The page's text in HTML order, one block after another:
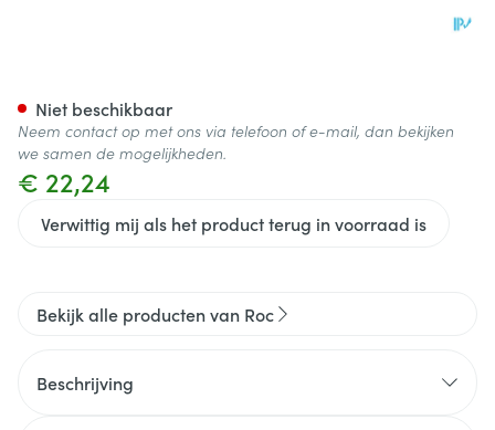
€ 22,24
Verwittig mij als het product terug in voorraad is
Niet beschikbaar
Neem contact op met ons via telefoon of e-mail, dan bekijken
we samen de mogelijkheden.
Bekijk alle producten van Roc
Beschrijving